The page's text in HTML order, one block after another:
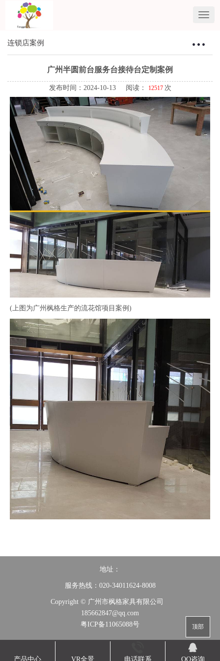
连锁店案例
广州半圆前台服务台接待台定制案例
发布时间：2024-10-13 阅读： 12517 次
(上图为广州枫格生产的流花馆项目案例)
地址：
服务热线：020-34011624-8008
Copyright © 广州市枫格家具有限公司
185662847@qq.com
粤ICP备11065088号
产品中心 VR全景 电话联系 QQ咨询
顶部